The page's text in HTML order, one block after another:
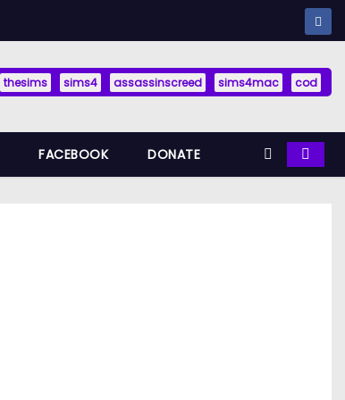
thesims sims4 assassinscreed sims4mac cod
FACEBOOK DONATE